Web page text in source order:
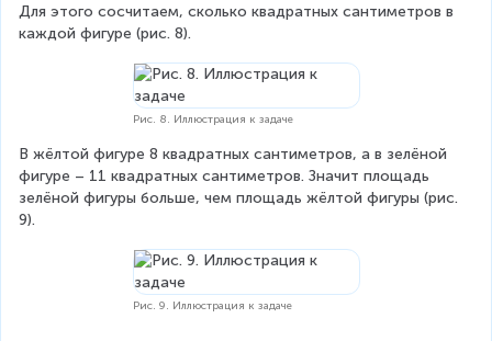
Для этого сосчитаем, сколько квадратных сантиметров в
каждой фигуре (рис. 8).
Рис. 8. Иллюстрация к задаче
В жёлтой фигуре 8 квадратных сантиметров, а в зелёной
фигуре – 11 квадратных сантиметров. Значит площадь
зелёной фигуры больше, чем площадь жёлтой фигуры (рис.
9).
Рис. 9. Иллюстрация к задаче